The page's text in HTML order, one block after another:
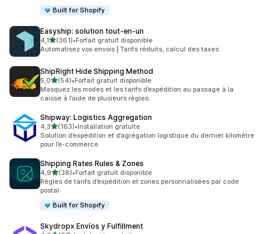
Built for Shopify
Easyship: solution tout‑en‑un
4,1étoile(s) sur 5
(361)
361 avis au total
•Forfait gratuit disponible
Automatisez vos envois | Tarifs réduits, calcul des taxes
ShipRight Hide Shipping Method
5,0étoile(s) sur 5
(54)
54 avis au total
•Forfait gratuit disponible
Masquez les modes et les tarifs d’expédition au passage à la
caisse à l’aide de plusieurs règles.
Shipway: Logistics Aggregation
4,3étoile(s) sur 5
(163)
163 avis au total
•Installation gratuite
Solution d’expédition et d’agrégation logistique du dernier kilomètre
pour l’e-commerce
Shipping Rates Rules & Zones
4,9étoile(s) sur 5
(38)
38 avis au total
•Forfait gratuit disponible
Règles de tarifs d’expédition et zones personnalisées par code
postal
Built for Shopify
Skydropx Envíos y Fulfillment